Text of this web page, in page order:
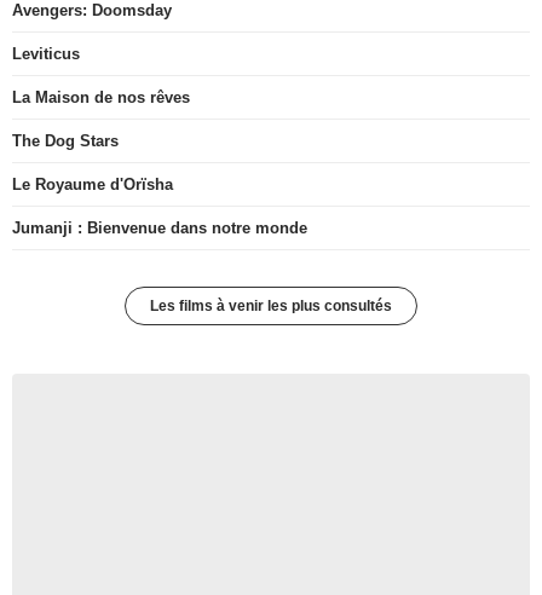
Avengers: Doomsday
Leviticus
La Maison de nos rêves
The Dog Stars
Le Royaume d'Orïsha
Jumanji : Bienvenue dans notre monde
Les films à venir les plus consultés